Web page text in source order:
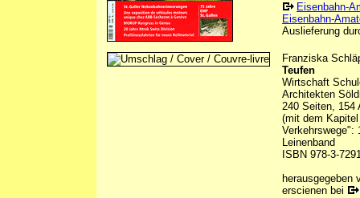
Eisenbahn-
Eisenbahn-
Auslieferung
Franziska
Teufen
Wirtschaft
Architekten
240 Seiten, 154
(mit dem
Verkehrswege":
Leinenband
ISBN 978-3-
herausgegeben
erscienen bei